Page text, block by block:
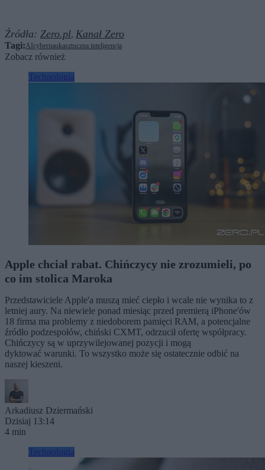
Źródła: Zero.pl, Kanał Zero
Tagi:AIcybernaukasztuczna inteligencja
Zobacz również
Technologia
Apple chciał rabat. Chińczycy nie zrozumieli, po
co im stolica Maroka
Przedstawiciele Apple'a muszą mieć ciepło i wcale nie wynika to z
letniej aury. Na niewiele ponad miesiąc przed premierą iPhone'ów
18 firma ma problemy z niedoborem pamięci RAM, a potencjalne
źródło podzespołów, chiński CXMT, odrzucił ofertę współpracy.
Chińczycy są w uprzywilejowanej pozycji i mogą
dyktować warunki. To wszystko może się ostatecznie odbić na
naszej kieszeni.
Arkadiusz Dziermański
Dzisiaj 13:14
4 min
Technologia